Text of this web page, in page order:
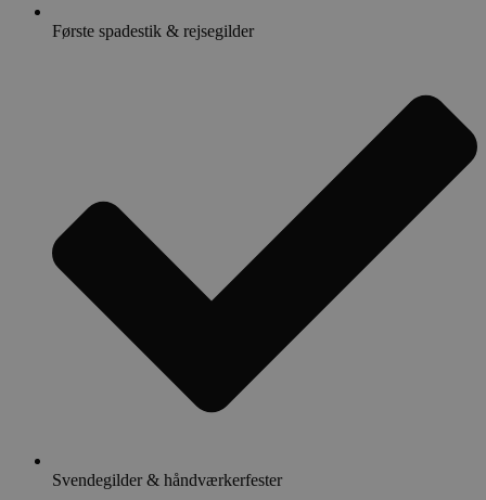
Første spadestik & rejsegilder
Svendegilder & håndværkerfester